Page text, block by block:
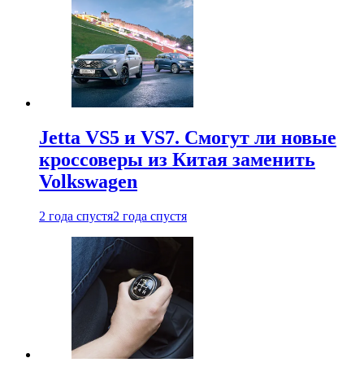
Jetta VS5 и VS7. Смогут ли новые
кроссоверы из Китая заменить
Volkswagen
2 года спустя2 года спустя